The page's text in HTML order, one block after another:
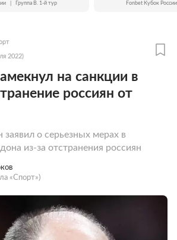
Группа B. 1-й тур Fonbet Кубок России
2022)
на санкции в
россиян от
заявил о серьезных мерах в
из-за отстранения россиян
«Спорт»)